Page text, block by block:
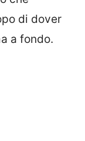
di dover
a fondo.